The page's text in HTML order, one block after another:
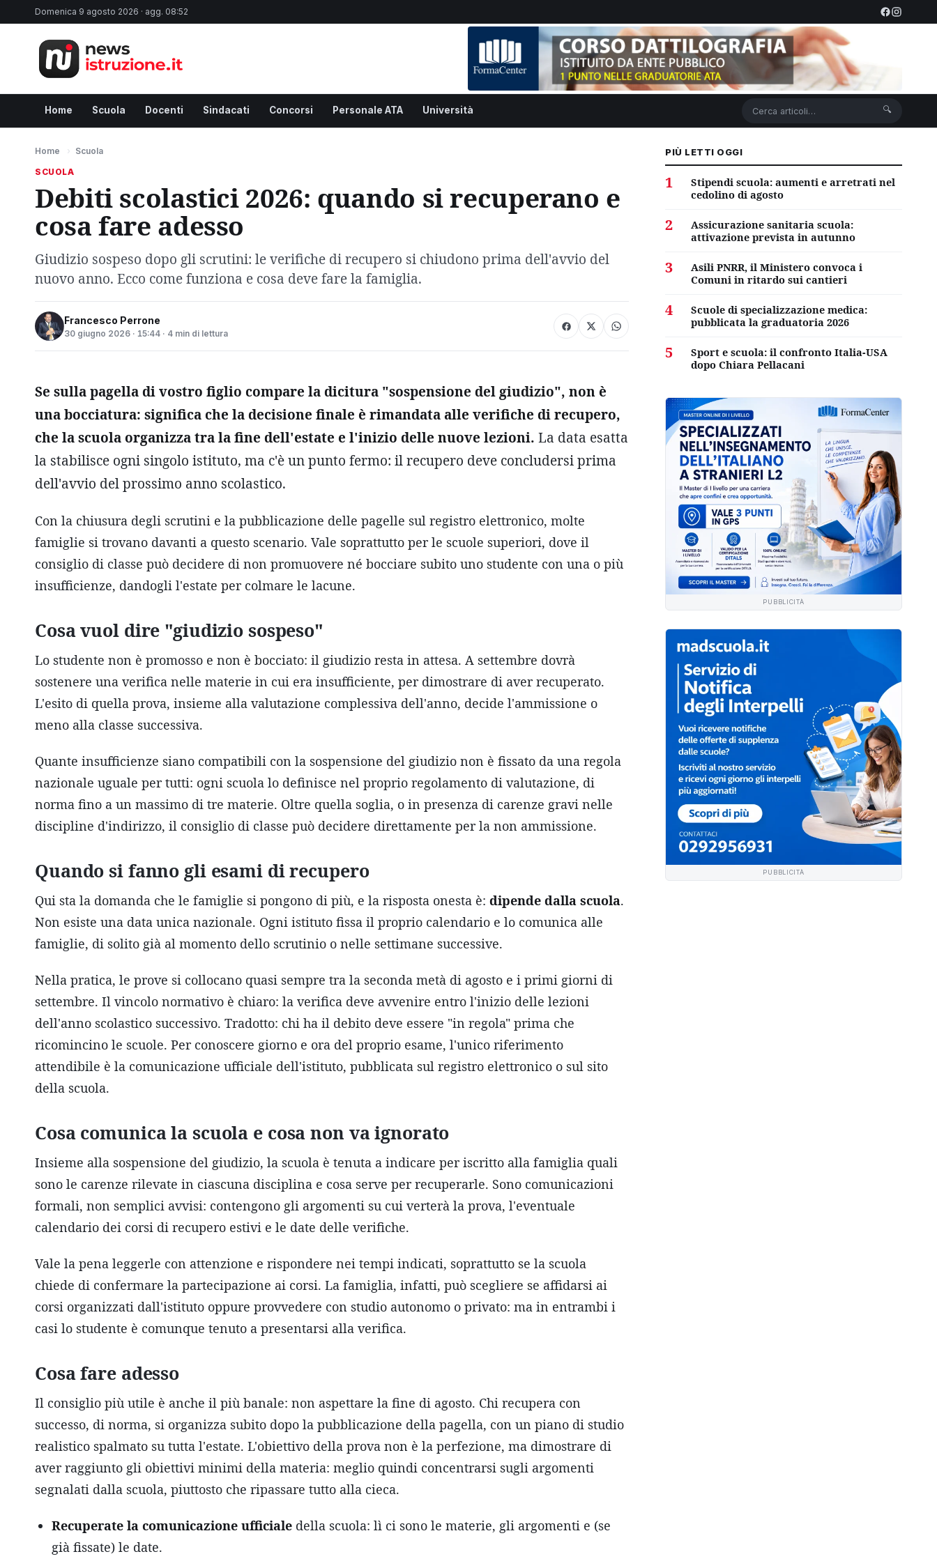
Domenica 9 agosto 2026 · agg. 08:52
Home Scuola Docenti Sindacati Concorsi Personale ATA Università 🔍
Home › Scuola
SCUOLA
Debiti scolastici 2026: quando si recuperano e
cosa fare adesso
Giudizio sospeso dopo gli scrutini: le verifiche di recupero si chiudono prima dell'avvio del
nuovo anno. Ecco come funziona e cosa deve fare la famiglia.
Francesco Perrone
30 giugno 2026 · 15:44 · 4 min di lettura
Se sulla pagella di vostro figlio compare la dicitura "sospensione del giudizio", non è
una bocciatura: significa che la decisione finale è rimandata alle verifiche di recupero,
che la scuola organizza tra la fine dell'estate e l'inizio delle nuove lezioni. La data esatta
la stabilisce ogni singolo istituto, ma c'è un punto fermo: il recupero deve concludersi prima
dell'avvio del prossimo anno scolastico.
Con la chiusura degli scrutini e la pubblicazione delle pagelle sul registro elettronico, molte
famiglie si trovano davanti a questo scenario. Vale soprattutto per le scuole superiori, dove il
consiglio di classe può decidere di non promuovere né bocciare subito uno studente con una o più
insufficienze, dandogli l'estate per colmare le lacune.
Cosa vuol dire "giudizio sospeso"
Lo studente non è promosso e non è bocciato: il giudizio resta in attesa. A settembre dovrà
sostenere una verifica nelle materie in cui era insufficiente, per dimostrare di aver recuperato.
L'esito di quella prova, insieme alla valutazione complessiva dell'anno, decide l'ammissione o
meno alla classe successiva.
Quante insufficienze siano compatibili con la sospensione del giudizio non è fissato da una regola
nazionale uguale per tutti: ogni scuola lo definisce nel proprio regolamento di valutazione, di
norma fino a un massimo di tre materie. Oltre quella soglia, o in presenza di carenze gravi nelle
discipline d'indirizzo, il consiglio di classe può decidere direttamente per la non ammissione.
Quando si fanno gli esami di recupero
Qui sta la domanda che le famiglie si pongono di più, e la risposta onesta è: dipende dalla scuola.
Non esiste una data unica nazionale. Ogni istituto fissa il proprio calendario e lo comunica alle
famiglie, di solito già al momento dello scrutinio o nelle settimane successive.
Nella pratica, le prove si collocano quasi sempre tra la seconda metà di agosto e i primi giorni di
settembre. Il vincolo normativo è chiaro: la verifica deve avvenire entro l'inizio delle lezioni
dell'anno scolastico successivo. Tradotto: chi ha il debito deve essere "in regola" prima che
ricomincino le scuole. Per conoscere giorno e ora del proprio esame, l'unico riferimento
attendibile è la comunicazione ufficiale dell'istituto, pubblicata sul registro elettronico o sul sito
della scuola.
Cosa comunica la scuola e cosa non va ignorato
Insieme alla sospensione del giudizio, la scuola è tenuta a indicare per iscritto alla famiglia quali
sono le carenze rilevate in ciascuna disciplina e cosa serve per recuperarle. Sono comunicazioni
formali, non semplici avvisi: contengono gli argomenti su cui verterà la prova, l'eventuale
calendario dei corsi di recupero estivi e le date delle verifiche.
Vale la pena leggerle con attenzione e rispondere nei tempi indicati, soprattutto se la scuola
chiede di confermare la partecipazione ai corsi. La famiglia, infatti, può scegliere se affidarsi ai
corsi organizzati dall'istituto oppure provvedere con studio autonomo o privato: ma in entrambi i
casi lo studente è comunque tenuto a presentarsi alla verifica.
Cosa fare adesso
Il consiglio più utile è anche il più banale: non aspettare la fine di agosto. Chi recupera con
successo, di norma, si organizza subito dopo la pubblicazione della pagella, con un piano di studio
realistico spalmato su tutta l'estate. L'obiettivo della prova non è la perfezione, ma dimostrare di
aver raggiunto gli obiettivi minimi della materia: meglio quindi concentrarsi sugli argomenti
segnalati dalla scuola, piuttosto che ripassare tutto alla cieca.
Recuperate la comunicazione ufficiale della scuola: lì ci sono le materie, gli argomenti e (se
già fissate) le date.
PIÙ LETTI OGGI
1
Stipendi scuola: aumenti e arretrati nel
cedolino di agosto
2
Assicurazione sanitaria scuola:
attivazione prevista in autunno
3
Asili PNRR, il Ministero convoca i
Comuni in ritardo sui cantieri
4
Scuole di specializzazione medica:
pubblicata la graduatoria 2026
5
Sport e scuola: il confronto Italia-USA
dopo Chiara Pellacani
PUBBLICITÀ
PUBBLICITÀ